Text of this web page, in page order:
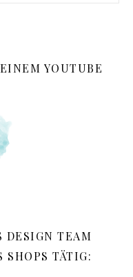
YOUTUBE
TEAM
SHOPS TÄTIG: